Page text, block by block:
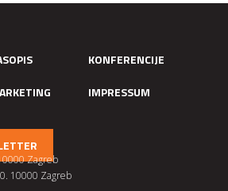
KONFERENCIJE
IMPRESSUM
Zagreb
10000 Zagreb